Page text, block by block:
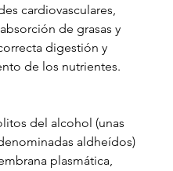
cardiovasculares,
de grasas y
digestión y
de los nutrientes.
del alcohol (unas
aldheídos)
plasmática,